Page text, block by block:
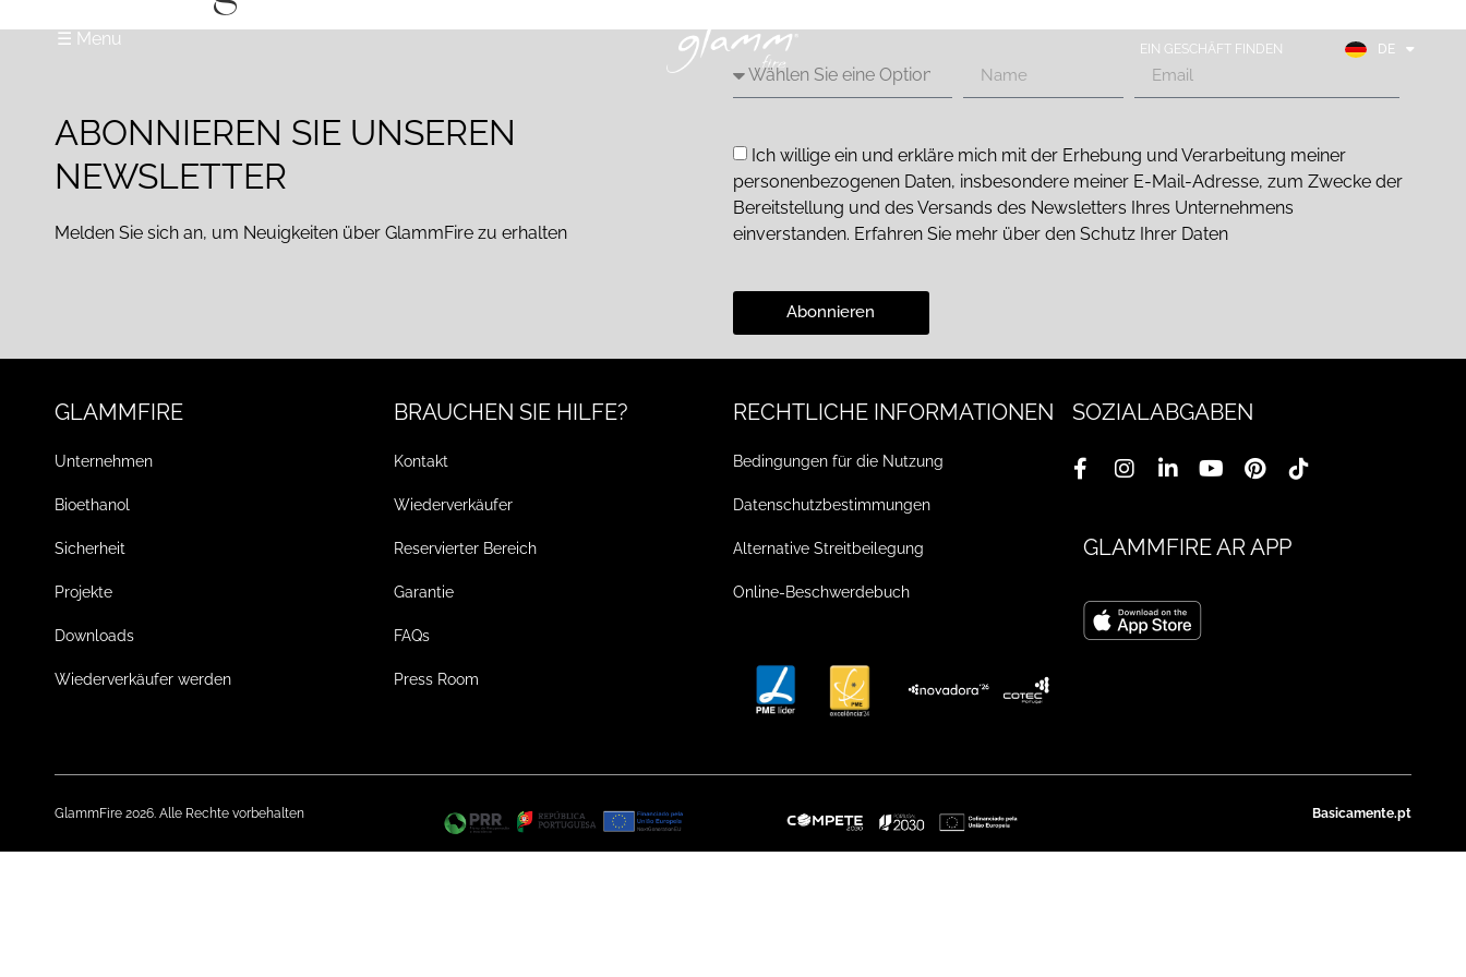
☰ Menu EIN GESCHÄFT FINDEN DE
FR
ES
ABONNIEREN SIE UNSEREN
NEWSLETTER
Melden Sie sich an, um Neuigkeiten über GlammFire zu erhalten
Ich willige ein und erkläre mich mit der Erhebung und Verarbeitung meiner
personenbezogenen Daten, insbesondere meiner E-Mail-Adresse, zum Zwecke der
Bereitstellung und des Versands des Newsletters Ihres Unternehmens
einverstanden. Erfahren Sie mehr über den Schutz Ihrer Daten
Abonnieren
GLAMMFIRE
Unternehmen
Bioethanol
Sicherheit
Projekte
Downloads
Wiederverkäufer werden
BRAUCHEN SIE HILFE?
Kontakt
Wiederverkäufer
Reservierter Bereich
Garantie
FAQs
Press Room
RECHTLICHE INFORMATIONEN
Bedingungen für die Nutzung
Datenschutzbestimmungen
Alternative Streitbeilegung
Online-Beschwerdebuch
SOZIALABGABEN
GLAMMFIRE AR APP
GlammFire 2026. Alle Rechte vorbehalten Basicamente.pt